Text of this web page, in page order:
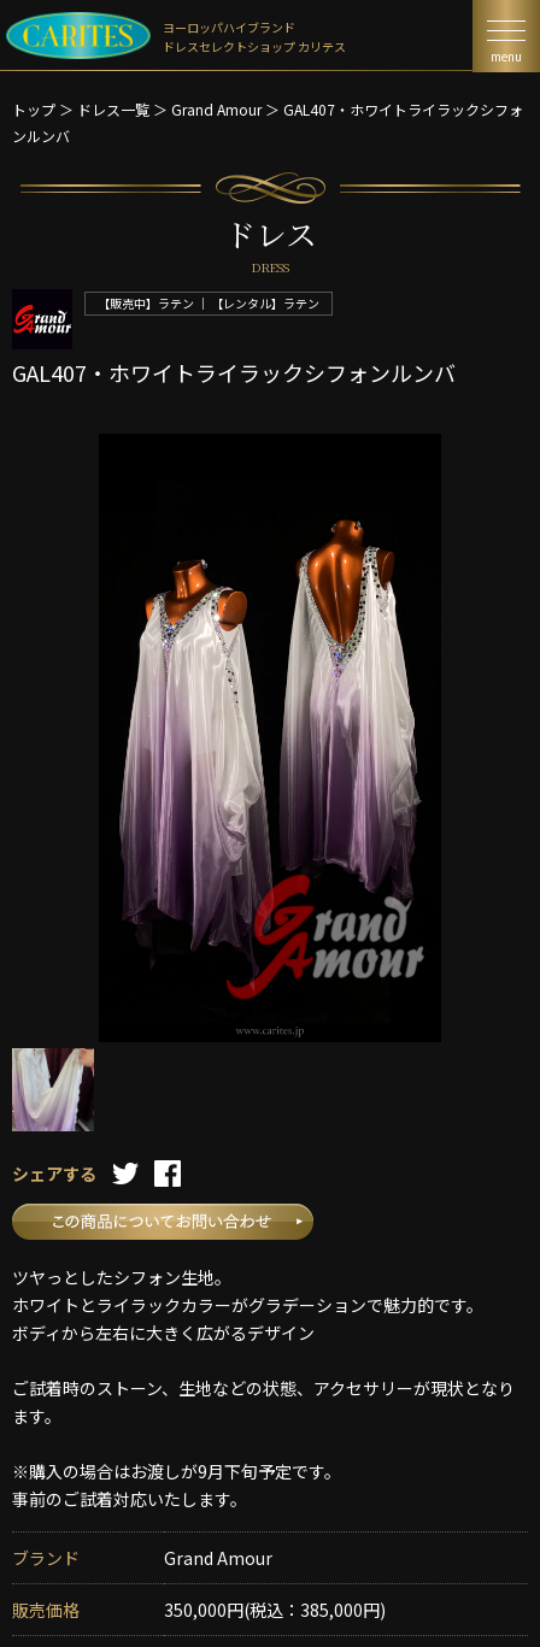
ヨーロッパハイブランド
ドレスセレクトショップ カリテス
menu
トップ ＞ ドレス一覧 ＞ Grand Amour ＞ GAL407・ホワイトライラックシフォ
ンルンバ
ドレス
DRESS
【販売中】ラテン ｜ 【レンタル】ラテン
GAL407・ホワイトライラックシフォンルンバ
シェアする
ツヤっとしたシフォン生地。
ホワイトとライラックカラーがグラデーションで魅力的です。
ボディから左右に大きく広がるデザイン
ご試着時のストーン、生地などの状態、アクセサリーが現状となり
ます。
※購入の場合はお渡しが9月下旬予定です。
事前のご試着対応いたします。
ブランド Grand Amour
販売価格 350,000円(税込：385,000円)